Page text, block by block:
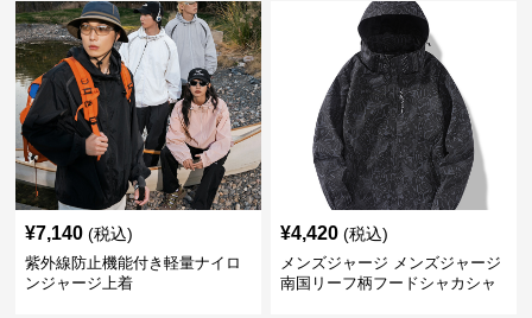
¥7,140 (税込)
紫外線防止機能付き軽量ナイロ
ンジャージ上着
¥4,420 (税込)
メンズジャージ メンズジャージ
南国リーフ柄フードシャカシャ